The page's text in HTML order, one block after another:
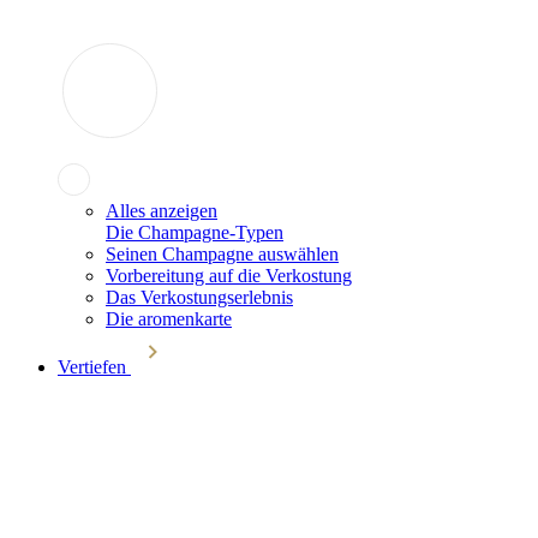
Alles anzeigen
Die Champagne-Typen
Seinen Champagne auswählen
Vorbereitung auf die Verkostung
Das Verkostungserlebnis
Die aromenkarte
Vertiefen